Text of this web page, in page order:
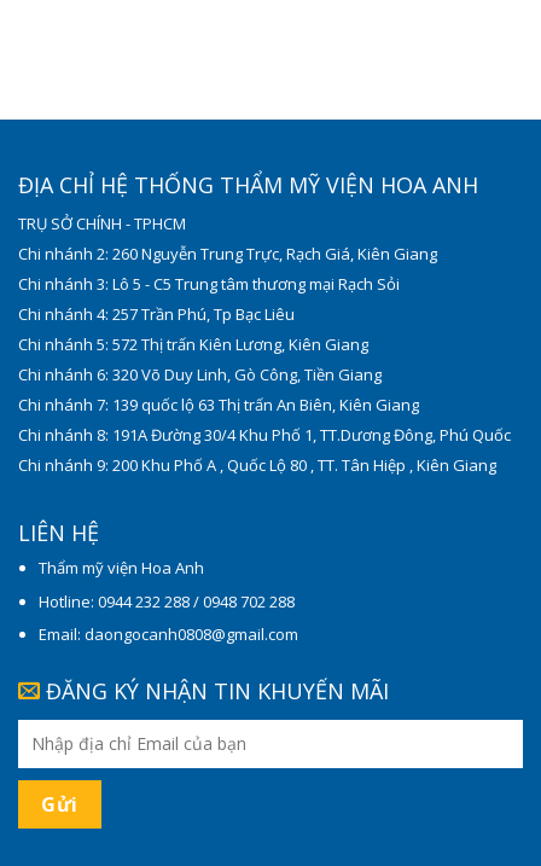
ĐỊA CHỈ HỆ THỐNG THẨM MỸ VIỆN HOA ANH
TRỤ SỞ CHÍNH - TPHCM
Chi nhánh 2: 260 Nguyễn Trung Trực, Rạch Giá, Kiên Giang
Chi nhánh 3: Lô 5 - C5 Trung tâm thương mại Rạch Sỏi
Chi nhánh 4: 257 Trần Phú, Tp Bạc Liêu
Chi nhánh 5: 572 Thị trấn Kiên Lương, Kiên Giang
Chi nhánh 6: 320 Võ Duy Linh, Gò Công, Tiền Giang
Chi nhánh 7: 139 quốc lộ 63 Thị trấn An Biên, Kiên Giang
Chi nhánh 8: 191A Đường 30/4 Khu Phố 1, TT.Dương Đông, Phú Quốc
Chi nhánh 9: 200 Khu Phố A , Quốc Lộ 80 , TT. Tân Hiệp , Kiên Giang
LIÊN HỆ
Thẩm mỹ viện Hoa Anh
Hotline: 0944 232 288 / 0948 702 288
Email: daongocanh0808@gmail.com
ĐĂNG KÝ NHẬN TIN KHUYẾN MÃI